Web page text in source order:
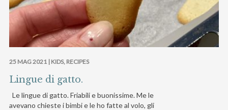
25 MAG 2021 | KIDS, RECIPES
Lingue di gatto.
Le lingue di gatto. Friabili e buonissime. Me le
avevano chieste i bimbi e le ho fatte al volo, gli